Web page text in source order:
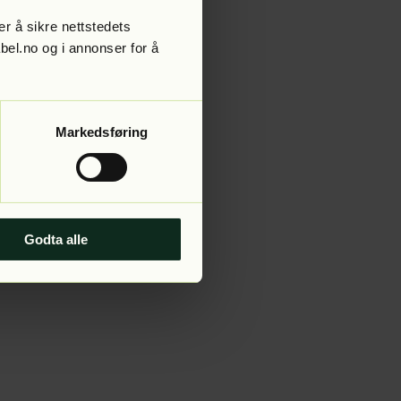
å sikre nettstedets
og i annonser for å
Markedsføring
Godta alle